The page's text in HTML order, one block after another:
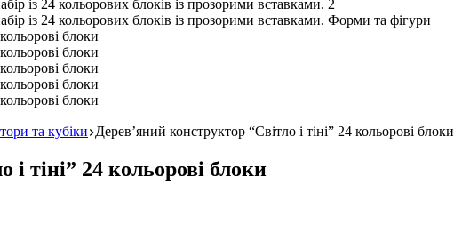
та кубіки Дерев’яний конструктор “Світло і тіні” 24 кольорові блоки
тіні” 24 кольорові блоки